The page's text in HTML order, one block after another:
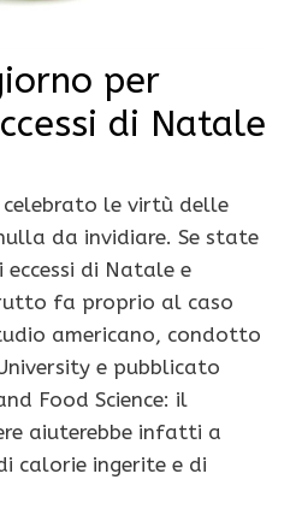
per
di Natale
le virtù delle
da invidiare. Se state
di Natale e
fa proprio al caso
americano, condotto
e pubblicato
Food Science: il
aiuterebbe infatti a
calorie ingerite e di